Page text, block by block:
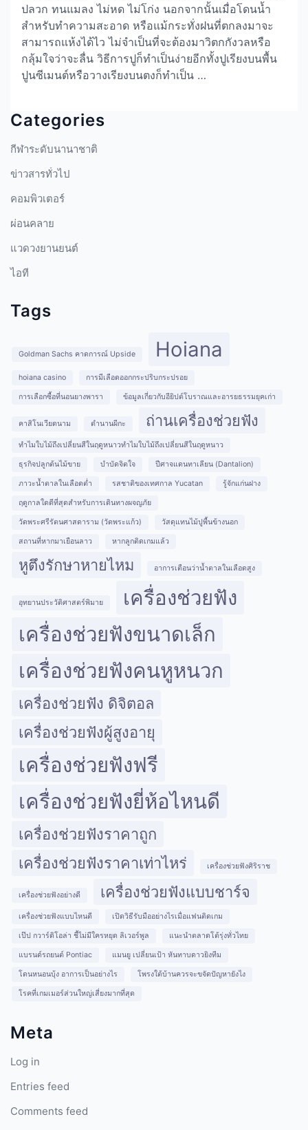
ปลวก ทนแมลง ไม่หด ไม่โก่ง นอกจากนั้นเมื่อโดนน้ำ
สำหรับทำความสะอาด หรือแม้กระทั่งฝนที่ตกลงมาจะ
สามารถแห้งได้ไว ไม่จำเป็นที่จะต้องมาวิตกกังวลหรือ
กลุ้มใจว่าจะลื่น วิธีการปูก็ทำเป็นง่ายอีกทั้งปูเรียงบนพื้น
ปูนซีเมนต์หรือวางเรียงบนตงก็ทำเป็น …
Categories
กีฬาระดับนานาชาติ
ข่าวสารทั่วไป
คอมพิวเตอร์
ผ่อนคลาย
แวดวงยานยนต์
ไอที
Tags
Goldman Sachs คาดการณ์ Upside Hoiana
hoiana casino การมีเลือดออกกระปริบกระปรอย
การเลือกซื้อที่นอนยางพารา ข้อมูลเกี่ยวกับอียิปต์โบราณและอารยธรรมยุคเก่า
คาสิโนเวียดนาม ตำนานผีกะ ถ่านเครื่องช่วยฟัง
ทำไมใบไม้ถึงเปลี่ยนสีในฤดูหนาวทำไมใบไม้ถึงเปลี่ยนสีในฤดูหนาว
ธุรกิจปลูกต้นไม้ขาย บำบัดจิตใจ ปีศาจแดนทาเลียน (Dantalion)
ภาวะน้ำตาลในเลือดต่ำ รสชาติของเทศกาล Yucatan รู้จักแก่นฝาง
ฤดูกาลใดดีที่สุดสำหรับการเดินทางผจญภัย
วัดพระศรีรัตนศาสดาราม (วัดพระแก้ว) วัสดุแทนไม้ปูพื้นข้างนอก
สถานที่หากมาเยือนลาว หากลูกติดเกมแล้ว
หูตึงรักษาหายไหม อาการเตือนว่าน้ำตาลในเลือดสูง
อุทยานประวัติศาสตร์พิมาย
เครื่องช่วยฟัง
เครื่องช่วยฟังขนาดเล็ก
เครื่องช่วยฟังคนหูหนวก
เครื่องช่วยฟัง ดิจิตอล
เครื่องช่วยฟังผู้สูงอายุ
เครื่องช่วยฟังฟรี
เครื่องช่วยฟังยี่ห้อไหนดี
เครื่องช่วยฟังราคาถูก
เครื่องช่วยฟังราคาเท่าไหร่
เครื่องช่วยฟังศิริราช
เครื่องช่วยฟังอย่างดี เครื่องช่วยฟังแบบชาร์จ
เครื่องช่วยฟังแบบไหนดี เปิดวิธีรับมืออย่างไรเมื่อแฟนติดเกม
เป๊ป กวาร์ดิโอล่า ชี้ไม่มีใครหยุด ลิเวอร์พูล แนะนำตลาดโต้รุ่งทั่วไทย
แบรนด์รถยนต์ Pontiac แมนยู เปลี่ยนเป้า หันทาบดาวยิงทีม
โดนหนอนบุ้ง อาการเป็นอย่างไร โพรงใต้บ้านควรจะขจัดปัญหายังไง
โรคที่เกมเมอร์ส่วนใหญ่เสี่ยงมากที่สุด
Meta
Log in
Entries feed
Comments feed